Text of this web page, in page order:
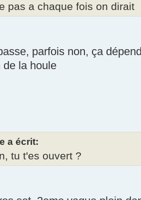
pas a chaque fois on dirait
parfois non, ça
de la houle
a écrit:
tu t'es ouvert ?